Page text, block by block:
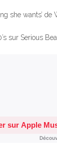
she wants’
sur Serious